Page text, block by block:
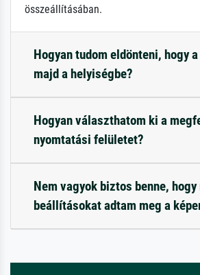
összeállításában.
Hogyan tudom eldönteni, hogy
majd a helyiségbe?
Hogyan választhatom ki a
nyomtatási felületet?
Nem vagyok biztos benne,
beállításokat adtam meg a